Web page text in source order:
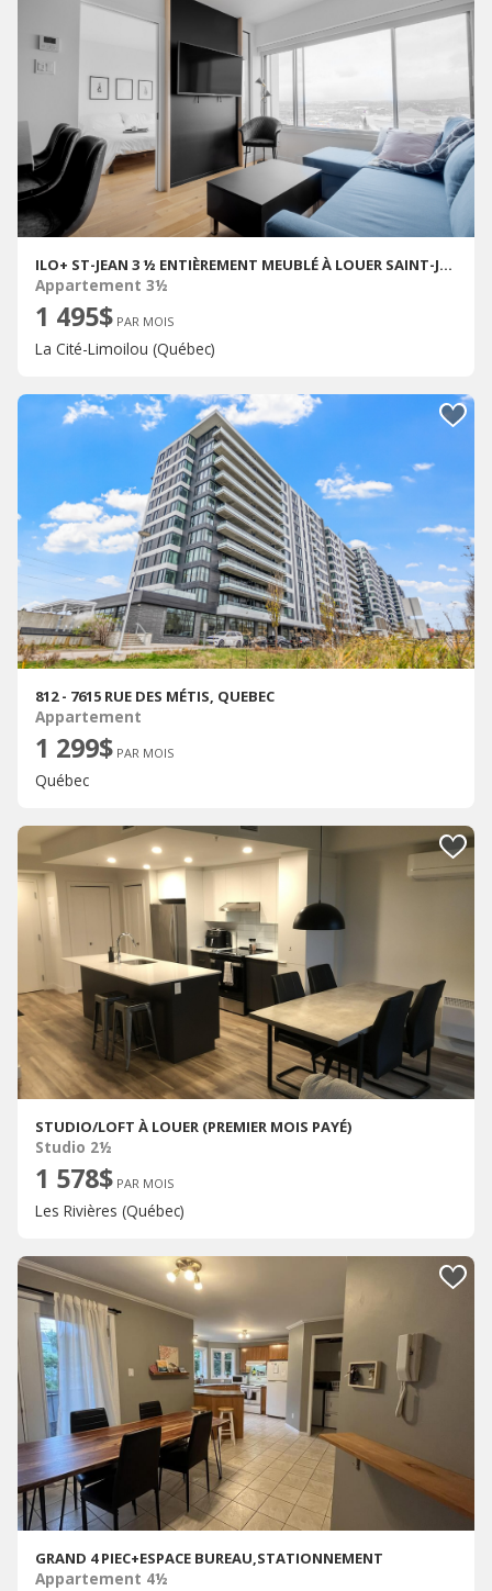
ILO+ ST-JEAN 3 ½ ENTIÈREMENT MEUBLÉ À LOUER SAINT-JEAN-BAPTISTE SEPTEMBRE 2026
Appartement 3½
1 495$ PAR MOIS
La Cité-Limoilou (Québec)
812 - 7615 RUE DES MÉTIS, QUEBEC
Appartement
1 299$ PAR MOIS
Québec
STUDIO/LOFT À LOUER (PREMIER MOIS PAYÉ)
Studio 2½
1 578$ PAR MOIS
Les Rivières (Québec)
GRAND 4 PIEC+ESPACE BUREAU,STATIONNEMENT
Appartement 4½